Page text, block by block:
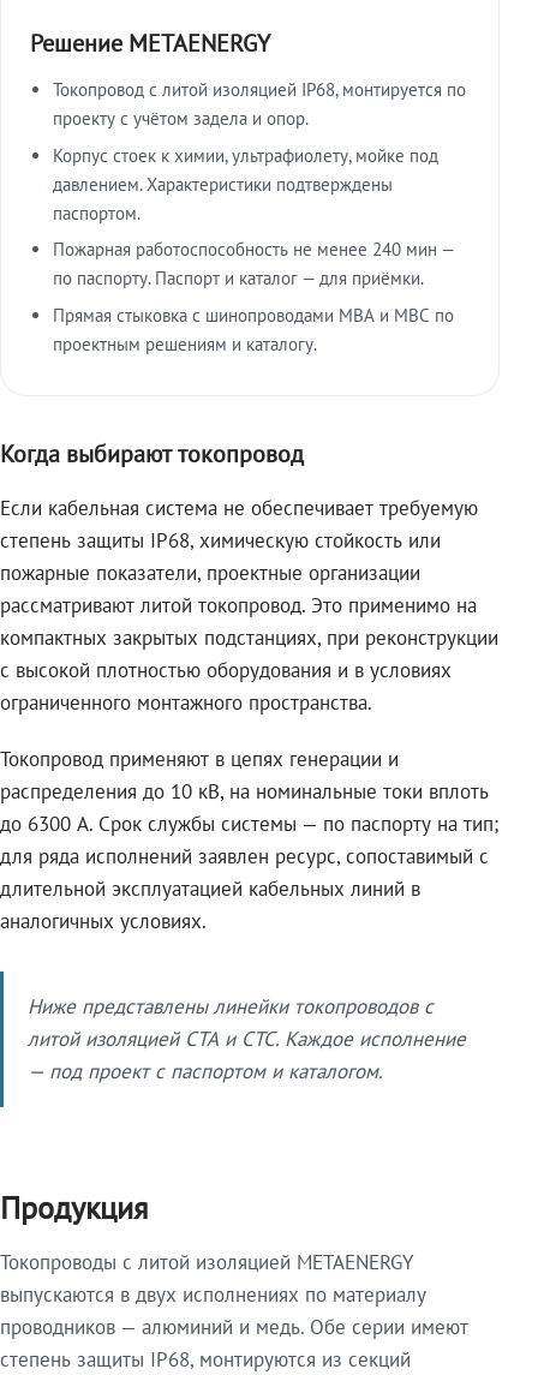
Решение METAENERGY
Токопровод с литой изоляцией IP68, монтируется по
проекту с учётом задела и опор.
Корпус стоек к химии, ультрафиолету, мойке под
давлением. Характеристики подтверждены
паспортом.
Пожарная работоспособность не менее 240 мин —
по паспорту. Паспорт и каталог — для приёмки.
Прямая стыковка с шинопроводами МВА и МВС по
проектным решениям и каталогу.
Когда выбирают токопровод
Если кабельная система не обеспечивает требуемую
степень защиты IP68, химическую стойкость или
пожарные показатели, проектные организации
рассматривают литой токопровод. Это применимо на
компактных закрытых подстанциях, при реконструкции
с высокой плотностью оборудования и в условиях
ограниченного монтажного пространства.
Токопровод применяют в цепях генерации и
распределения до 10 кВ, на номинальные токи вплоть
до 6300 А. Срок службы системы — по паспорту на тип;
для ряда исполнений заявлен ресурс, сопоставимый с
длительной эксплуатацией кабельных линий в
аналогичных условиях.
Ниже представлены линейки токопроводов с
литой изоляцией СТА и СТС. Каждое исполнение
— под проект с паспортом и каталогом.
Продукция
Токопроводы с литой изоляцией METAENERGY
выпускаются в двух исполнениях по материалу
проводников — алюминий и медь. Обе серии имеют
степень защиты IP68, монтируются из секций